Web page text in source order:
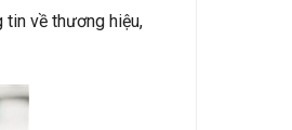
về thương hiệu,